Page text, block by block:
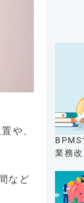
や、
など
BPMS
業務